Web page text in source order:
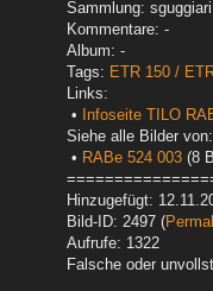
Sammlung:
Kommentare: -
Album: -
Tags: ETR 150 /
Links:
•
Infoseite TILO
Siehe alle Bilder von:
• RABe 524 003 (8
Hinzugefügt:
Bild-ID: 2497 (
Aufrufe: 1322
Falsche oder